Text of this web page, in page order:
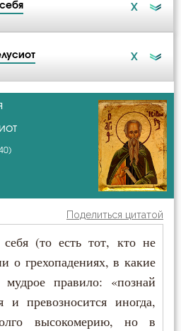
X
X
(Плиханков)
Поделиться цитатой
(то есть тот, кто не
о грехопадениях, в какие
правило: «познай
и превозносится иногда,
высокомерию, но в